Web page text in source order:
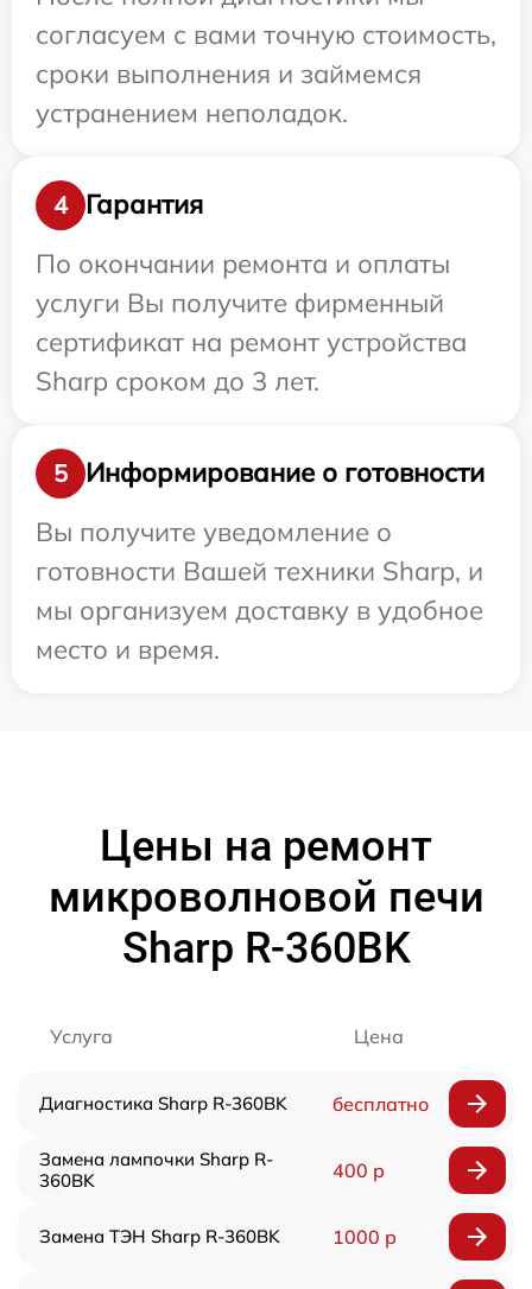
согласуем с вами точную стоимость,
сроки выполнения и займемся
устранением неполадок.
4
Гарантия
По окончании ремонта и оплаты
услуги Вы получите фирменный
сертификат на ремонт устройства
Sharp сроком до 3 лет.
5
Информирование о готовности
Вы получите уведомление о
готовности Вашей техники Sharp, и
мы организуем доставку в удобное
место и время.
Цены на ремонт
микроволновой печи
Sharp R-360BK
Услуга Цена
Диагностика Sharp R-360BK бесплатно
Замена лампочки Sharp R-
360BK
400 р
Замена ТЭН Sharp R-360BK 1000 р